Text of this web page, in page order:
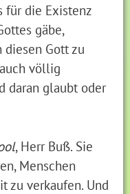
für die Existenz
gäbe,
diesen Gott zu
völlig
daran glaubt oder
, Herr Buß. Sie
Menschen
zu verkaufen. Und